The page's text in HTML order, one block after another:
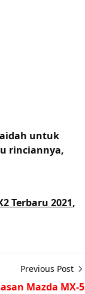
untuk
rinciannya,
Terbaru 2021,
Previous Post
Mazda MX-5